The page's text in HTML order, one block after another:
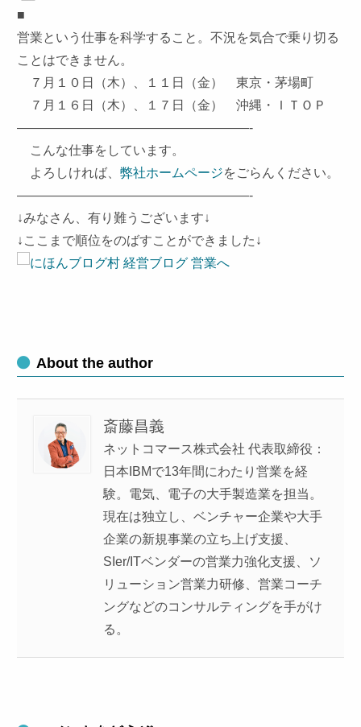
■
営業という仕事を科学すること。不況を気合で乗り切る
ことはできません。
７月１０日（木）、１１日（金） 東京・茅場町
７月１６日（木）、１７日（金） 沖縄・ＩＴＯＰ
——————————————————-
こんな仕事をしています。
よろしければ、弊社ホームページをごらんください。
——————————————————-
↓みなさん、有り難うございます↓
↓ここまで順位をのばすことができました↓
About the author
斎藤昌義
ネットコマース株式会社 代表取締役：
日本IBMで13年間にわたり営業を経
験。電気、電子の大手製造業を担当。
現在は独立し、ベンチャー企業や大手
企業の新規事業の立ち上げ支援、
SIer/ITベンダーの営業力強化支援、ソ
リューション営業力研修、営業コーチ
ングなどのコンサルティングを手がけ
る。